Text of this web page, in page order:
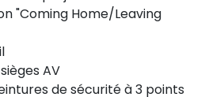
"Coming Home/Leaving
AV
de sécurité à 3 points